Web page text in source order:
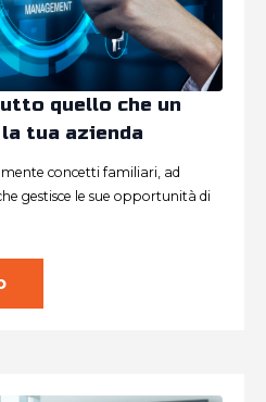
quello che un
tua azienda
mente concetti familiari, ad
gestisce le sue opportunità di